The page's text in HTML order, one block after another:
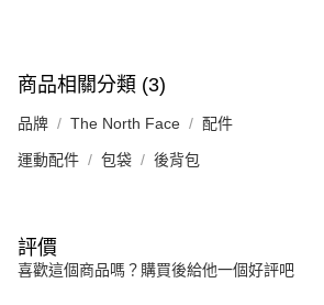
商品相關分類 (3)
品牌 The North Face 配件
運動配件 包袋 後背包
評價
喜歡這個商品嗎？購買後給他一個好評吧